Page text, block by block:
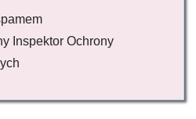
Inspektor Ochrony